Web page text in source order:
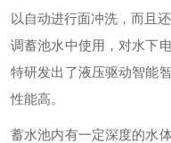
以自动进行面冲洗，而且
调蓄池水中使用，对水下
特研发出了液压驱动智能
性能高。
蓄水池内有一定深度的水